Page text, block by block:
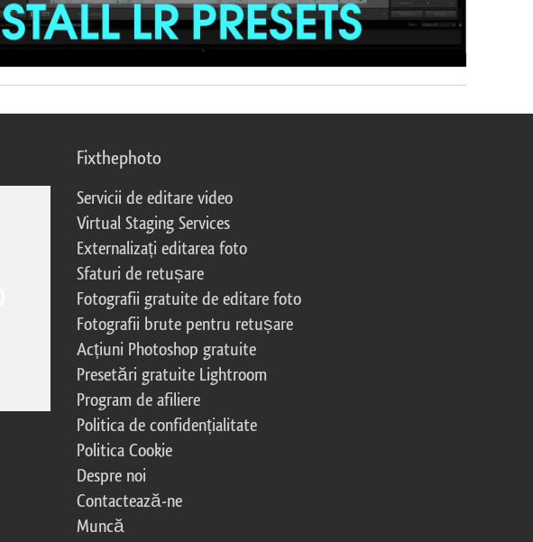
Fixthephoto
Servicii de editare video
Virtual Staging Services
Externalizați editarea foto
Sfaturi de retușare
Fotografii gratuite de editare foto
Fotografii brute pentru retușare
Acțiuni Photoshop gratuite
Presetări gratuite Lightroom
Program de afiliere
Politica de confidențialitate
Politica Cookie
Despre noi
Contactează-ne
Muncă